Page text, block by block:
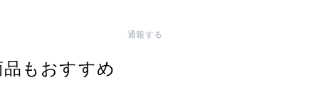
通報する
もおすすめ